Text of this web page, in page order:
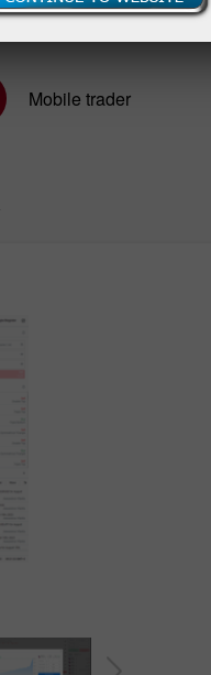
Mobile trader
Bonus 30%